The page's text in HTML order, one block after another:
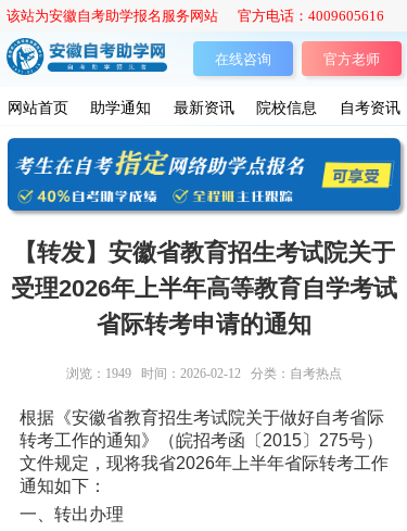
官方老师
网站首页 助学通知 最新资讯 院校信息 自考资讯
该站为安徽自考助学报名服务网站 官方电话：4009605616
在线咨询
【转发】安徽省教育招生考试院关于
受理2026年上半年高等教育自学考试
省际转考申请的通知
浏览： 1949 时间：2026-02-12 分类：自考热点
根据《安徽省教育招生考试院关于做好自考省际
转考工作的通知》（皖招考函〔2015〕275号）
文件规定，现将我省2026年上半年省际转考工作
通知如下：
一、转出办理